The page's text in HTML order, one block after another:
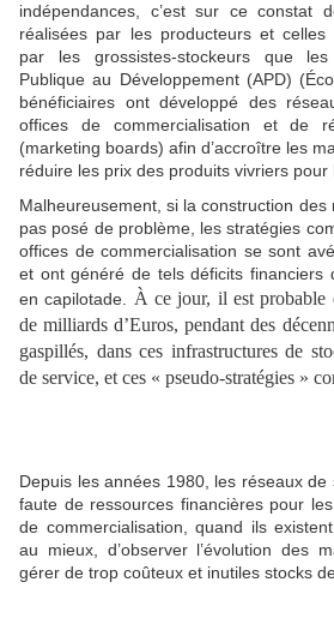
indépendances, c’est sur ce constat
réalisées par les producteurs et celles
par les grossistes-stockeurs que
Publique au Développement (APD)
bénéficiaires ont développé des
offices de commercialisation et de
(marketing boards) afin d’accroître les
réduire les prix des produits vivriers
Malheureusement, si la construction des
pas posé de problème, les stratégies
offices de commercialisation se sont
et ont généré de tels déficits financiers
en capilotade. À ce jour, il est probable
de milliards d’Euros, pendant des
gaspillés, dans ces infrastructures de
de service, et ces « pseudo-stratégies »
Depuis les années 1980, les réseaux
faute de ressources financières pour
de commercialisation, quand ils
au mieux, d’observer l’évolution des
gérer de trop coûteux et inutiles stocks